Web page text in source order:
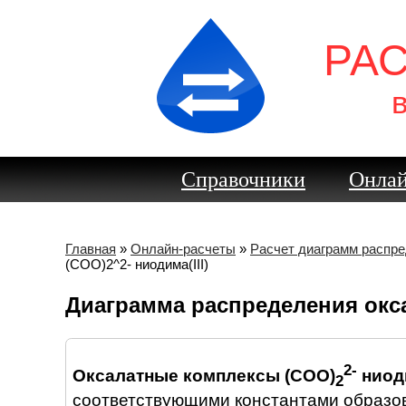
Справочники
Главная » Онлайн-расчеты » Расчет диаграмм
(COO)2^2- ниодима(III)
Диаграмма распределения
Оксалатные комплексы (COO)2
2-
соответствующими константами